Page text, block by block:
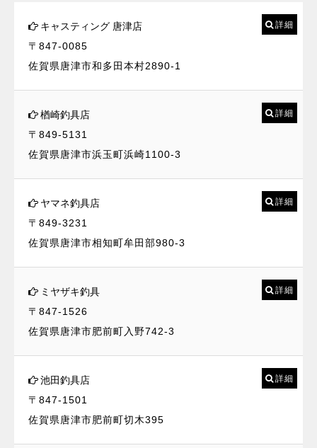
キャスティング 唐津店
〒847-0085
佐賀県唐津市和多田本村2890-1
詳細
楢崎釣具店
〒849-5131
佐賀県唐津市浜玉町浜崎1100-3
詳細
ヤマネ釣具店
〒849-3231
佐賀県唐津市相知町牟田部980-3
詳細
ミヤザキ釣具
〒847-1526
佐賀県唐津市肥前町入野742-3
詳細
池田釣具店
〒847-1501
佐賀県唐津市肥前町切木395
詳細